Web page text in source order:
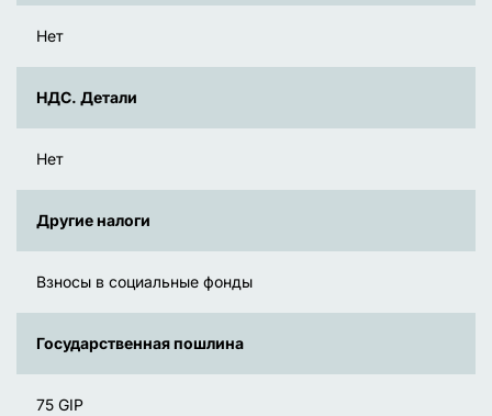
Нет
НДС. Детали
Нет
Другие налоги
Взносы в социальные фонды
Государственная пошлина
75 GIP